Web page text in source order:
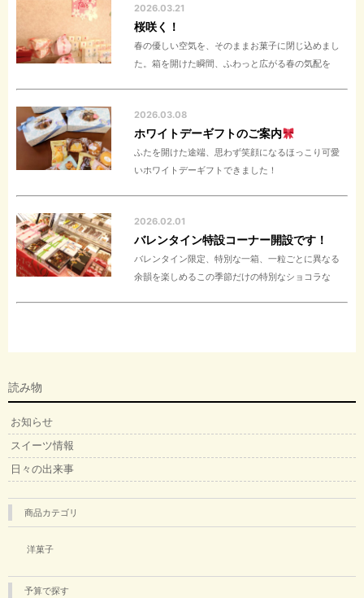
2026.03.21
桜咲く！
春の優しい空気を、そのままお菓子に閉じ込めまし
た。箱を開けた瞬間、ふわっと広がる春の気配を
2026.03.08
ホワイトデーギフトのご案内
ふたを開けた途端、思わず笑顔になるほっこり可愛
いホワイトデーギフトできました！
2026.02.01
バレンタイン特設コーナー開設です！
バレンタイン限定、特別な一箱、一粒ごとに異なる
余韻を楽しめるこの季節だけの特別なショコラな
読み物
お知らせ
スイーツ情報
日々の出来事
商品カテゴリ
洋菓子
予算で探す